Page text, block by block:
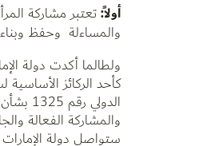
أولاً:تعتبر مشاركة
والمساءلة وحفظ
ولطالما أكدت دولة
كأحد الركائز
والمشاركة الفعالة
ستواصل دولة